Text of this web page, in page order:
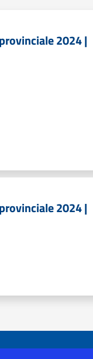
2024 |
2024 |